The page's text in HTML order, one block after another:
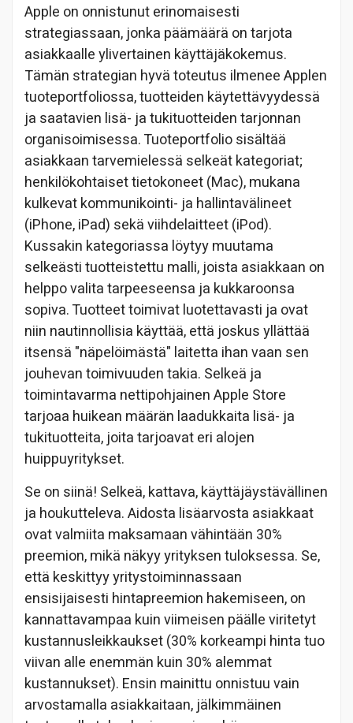
Apple on onnistunut erinomaisesti
strategiassaan, jonka päämäärä on tarjota
asiakkaalle ylivertainen käyttäjäkokemus.
Tämän strategian hyvä toteutus ilmenee Applen
tuoteportfoliossa, tuotteiden käytettävyydessä
ja saatavien lisä- ja tukituotteiden tarjonnan
organisoimisessa. Tuoteportfolio sisältää
asiakkaan tarvemielessä selkeät kategoriat;
henkilökohtaiset tietokoneet (Mac), mukana
kulkevat kommunikointi- ja hallintavälineet
(iPhone, iPad) sekä viihdelaitteet (iPod).
Kussakin kategoriassa löytyy muutama
selkeästi tuotteistettu malli, joista asiakkaan on
helppo valita tarpeeseensa ja kukkaroonsa
sopiva. Tuotteet toimivat luotettavasti ja ovat
niin nautinnollisia käyttää, että joskus yllättää
itsensä "näpelöimästä" laitetta ihan vaan sen
jouhevan toimivuuden takia. Selkeä ja
toimintavarma nettipohjainen Apple Store
tarjoaa huikean määrän laadukkaita lisä- ja
tukituotteita, joita tarjoavat eri alojen
huippuyritykset.
Se on siinä! Selkeä, kattava, käyttäjäystävällinen
ja houkutteleva. Aidosta lisäarvosta asiakkaat
ovat valmiita maksamaan vähintään 30%
preemion, mikä näkyy yrityksen tuloksessa. Se,
että keskittyy yritystoiminnassaan
ensisijaisesti hintapreemion hakemiseen, on
kannattavampaa kuin viimeisen päälle viritetyt
kustannusleikkaukset (30% korkeampi hinta tuo
viivan alle enemmän kuin 30% alemmat
kustannukset). Ensin mainittu onnistuu vain
arvostamalla asiakkaitaan, jälkimmäinen